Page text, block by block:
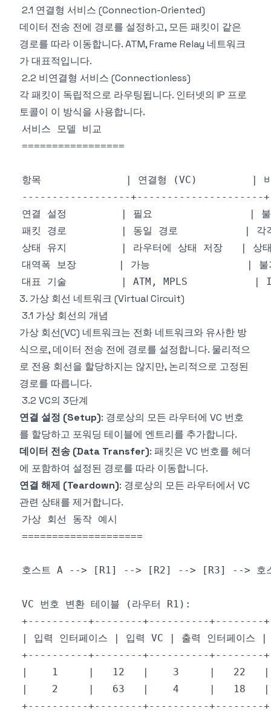
2.1 연결형 서비스 (Connection-Oriented)
데이터 전송 전에 경로를 설정하고, 모든 패킷이 같은
경로를 따라 이동합니다. ATM, Frame Relay 네트워크
가 대표적입니다.
2.2 비연결형 서비스 (Connectionless)
각 패킷이 독립적으로 라우팅됩니다. 인터넷의 IP 프로
토콜이 이 방식을 사용합니다.
3. 가상 회선 네트워크 (Virtual Circuit)
3.1 가상 회선의 개념
가상 회선(VC) 네트워크는 전화 네트워크와 유사한 방
식으로, 데이터 전송 전에 경로를 설정합니다. 물리적으
로 전용 회선을 할당하지는 않지만, 논리적으로 고정된
경로를 따릅니다.
3.2 VC의 3단계
연결 설정 (Setup): 경로상의 모든 라우터에 VC 번호
를 할당하고 포워딩 테이블에 엔트리를 추가합니다.
데이터 전송 (Data Transfer): 패킷은 VC 번호를 헤더
에 포함하여 설정된 경로를 따라 이동합니다.
연결 해제 (Teardown): 경로상의 모든 라우터에서 VC
관련 상태를 제거합니다.